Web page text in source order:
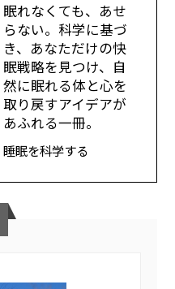
眠れなくても、あせ
らない。科学に基づ
き、あなただけの快
眠戦略を見つけ、自
然に眠れる体と心を
取り戻すアイデアが
あふれる一冊。
睡眠を科学する